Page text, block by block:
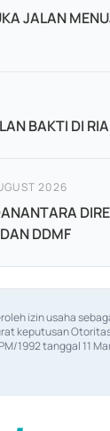
JALAN
BAKTI DI
2026
DDMF
izin usaha
keputusan
1992 tanggal 11
2014, izin usaha
Otoritas Jasa